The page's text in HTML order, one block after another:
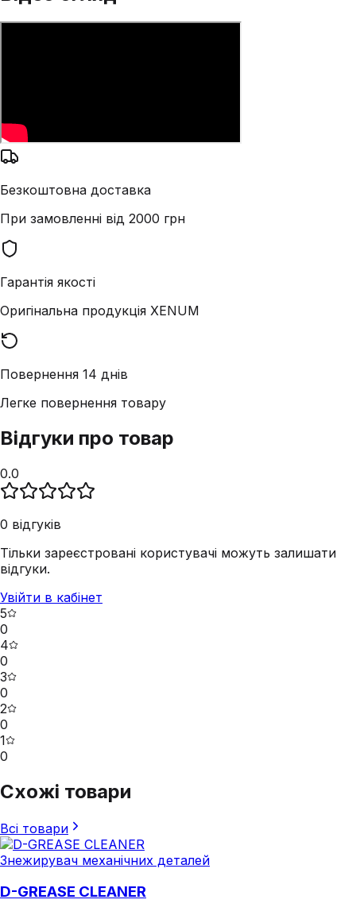
Безкоштовна доставка
При замовленні від 2000 грн
Гарантія якості
Оригінальна продукція XENUM
Повернення 14 днів
Легке повернення товару
Відгуки про товар
0.0
0 відгуків
Тільки зареєстровані користувачі можуть залишати
відгуки.
Увійти в кабінет
5
0
4
0
3
0
2
0
1
0
Схожі товари
Всі товари
Знежирувач механічних деталей
D-GREASE CLEANER